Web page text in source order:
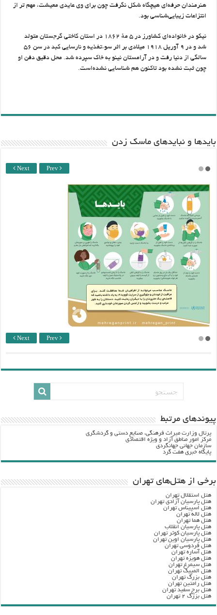
هنرمندان حرفه‌ای هیچگاه شکل نگرفت چون برای وی عایدی معیشت، مهم تر از
انتزاعات زیبایی‌شناسی بود.
نیکو در خانواده‌ای کشاورز در ۵ مهٔ ۱۸۶۲ در استان کاختی گرجستان متولد
شد و در ۹ آوریل ۱۹۱۸ میلادی بر اثر سوءتغذیه و نارسایی کبد در سن ۵۶
سالگی از دنیا رفت و در آرامستان نینو به خاک سپرده شد. محل دقیق دفن او
چون ثبت نشده بود تاکنون هم شناسایی نشده‌است.
باید‌ها و نبایدهای ماسک زدن
Next Prev
Next Prev
پيوندهاي مرتبط
پرتال وزارت ميراث فرهنگي، صنایع دستی و گردشگري
مرکز امور مناطق آزاد و ویژه اقتصادی
سازمان جهانی جهانگردی
پایگاه خبری هفت گرد
برخی از هتل‌های تهران
هتل استقلال تهران
هتل پارسیان آزادی تهران
هتل اسپیناس تهران
هتل لاله تهران
هتل هما تهران
هتل پارسیان انقلاب
هتل پارسیان کوثر تهران
هتل پارسیان اوین تهران
هتل فردوسی تهران
هتل آساره تهران
هتل هویزه تهران
هتل سیمرغ تهران
هتل المپیک تهران
هتل بزرگ تهران
هتل رامتین تهران
هتل برج سفید تهران
هتل بزرگ ۲ تهران